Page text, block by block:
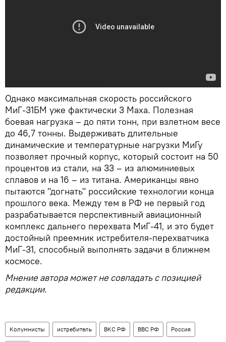
Однако максимальная скорость российского
МиГ-31БМ уже фактически 3 Маха. Полезная
боевая нагрузка – до пяти тонн, при взлетном весе
до 46,7 тонны. Выдерживать длительные
динамические и температурные нагрузки МиГу
позволяет прочный корпус, который состоит на 50
процентов из стали, на 33 – из алюминиевых
сплавов и на 16 – из титана. Американцы явно
пытаются "догнать" российские технологии конца
прошлого века. Между тем в РФ не первый год
разрабатывается перспективный авиационный
комплекс дальнего перехвата МиГ-41, и это будет
достойный преемник истребителя-перехватчика
МиГ-31, способный выполнять задачи в ближнем
космосе.
Мнение автора может не совпадать с позицией
редакции.
Колумнисты истребитель ВКС РФ ВВС РФ Россия